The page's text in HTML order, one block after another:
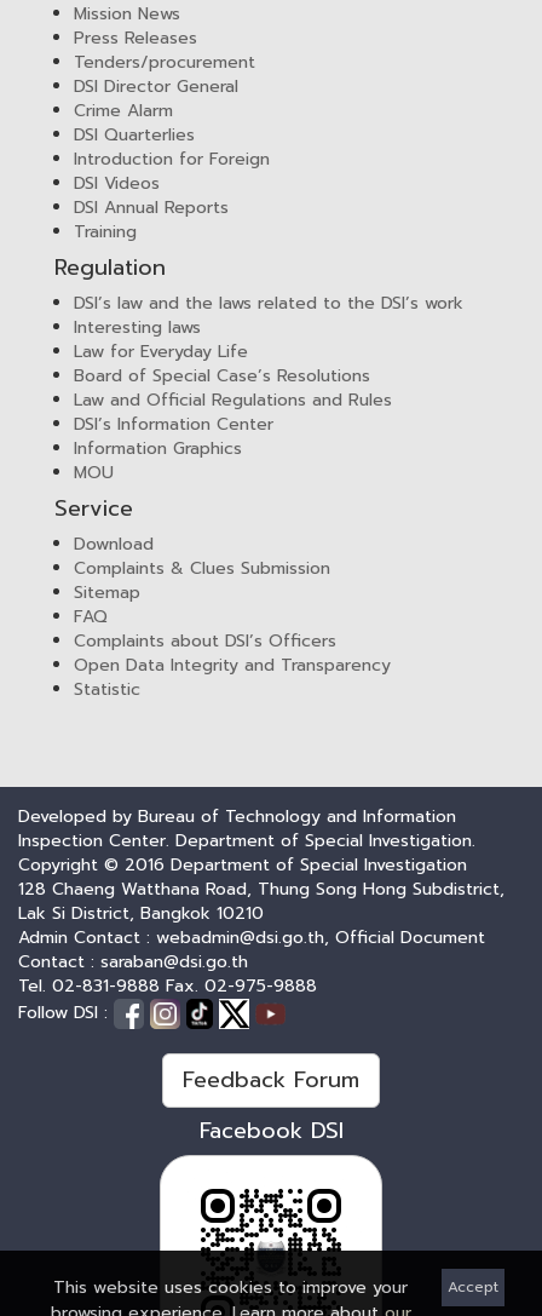
Mission News
Press Releases
Tenders/procurement
DSI Director General
Crime Alarm
DSI Quarterlies
Introduction for Foreign
DSI Videos
DSI Annual Reports
Training
Regulation
DSI’s law and the laws related to the DSI’s work
Interesting laws
Law for Everyday Life
Board of Special Case’s Resolutions
Law and Official Regulations and Rules
DSI’s Information Center
Information Graphics
MOU
Service
Download
Complaints & Clues Submission
Sitemap
FAQ
Complaints about DSI’s Officers
Open Data Integrity and Transparency
Statistic
Developed by Bureau of Technology and Information
Inspection Center. Department of Special Investigation.
Copyright © 2016 Department of Special Investigation
128 Chaeng Watthana Road, Thung Song Hong Subdistrict,
Lak Si District, Bangkok 10210
Admin Contact : webadmin@dsi.go.th, Official Document
Contact : saraban@dsi.go.th
Tel. 02-831-9888 Fax. 02-975-9888
Follow DSI :
Feedback Forum
Facebook DSI
Accept
This website uses cookies to improve your